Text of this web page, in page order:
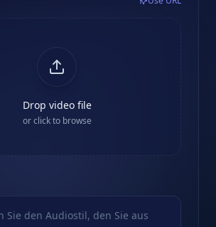
Drop video file
or click to browse